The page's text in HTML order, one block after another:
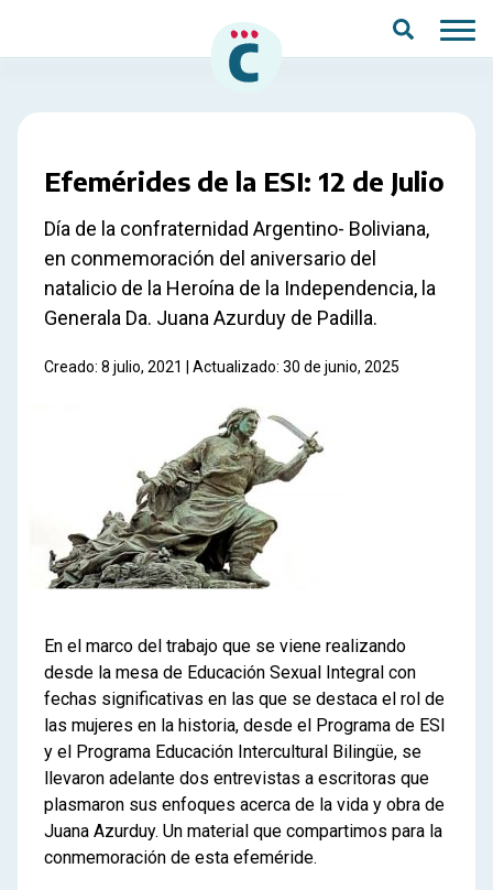
Efemérides de la ESI: 12 de Julio
Día de la confraternidad Argentino- Boliviana,
en conmemoración del aniversario del
natalicio de la Heroína de la Independencia, la
Generala Da. Juana Azurduy de Padilla.
Creado: 8 julio, 2021 | Actualizado: 30 de junio, 2025
En el marco del trabajo que se viene realizando
desde la mesa de Educación Sexual Integral con
fechas significativas en las que se destaca el rol de
las mujeres en la historia, desde el Programa de ESI
y el Programa Educación Intercultural Bilingüe, se
llevaron adelante dos entrevistas a escritoras que
plasmaron sus enfoques acerca de la vida y obra de
Juana Azurduy. Un material que compartimos para la
conmemoración de esta efeméride.